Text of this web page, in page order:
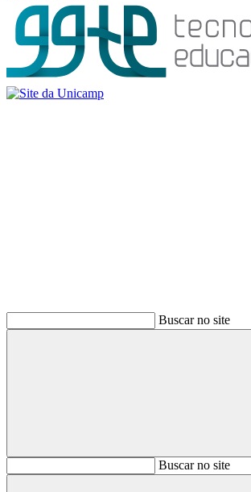
Buscar no site
BuscarBuscar no site